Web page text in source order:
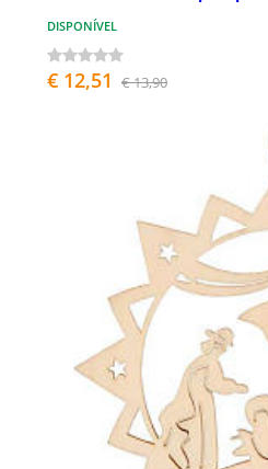
DISPONÍVEL
€ 12,51 € 13,90